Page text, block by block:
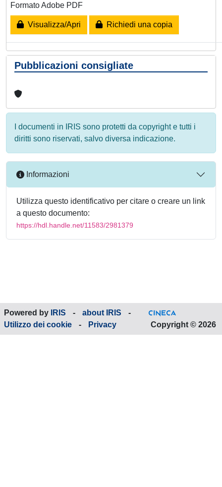
Formato Adobe PDF
Visualizza/Apri Richiedi una copia
Pubblicazioni consigliate
I documenti in IRIS sono protetti da copyright e tutti i
diritti sono riservati, salvo diversa indicazione.
Informazioni
Utilizza questo identificativo per citare o creare un link
a questo documento:
https://hdl.handle.net/11583/2981379
Powered by IRIS - about IRIS
-
Utilizzo dei cookie
- Privacy Copyright © 2026